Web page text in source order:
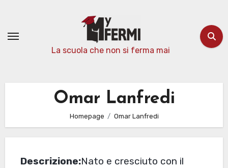
contenuto
La scuola che non si ferma mai
Omar Lanfredi
Homepage Omar Lanfredi
Descrizione:Nato e cresciuto con il